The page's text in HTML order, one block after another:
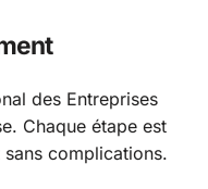
des Entreprises
Chaque étape est
complications.